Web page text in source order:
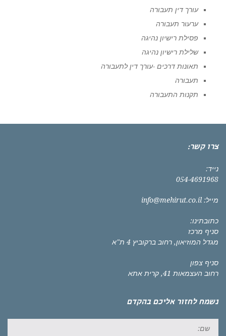
עורך דין תעבורה
ערעור תעבורה
פסילת רישיון נהיגה
שלילת רישיון נהיגה
תאונות דרכים -עורך דין לתעבורה
תעבורה
תקנות התעבורה
צרו קשר:
נייד:
054-4691968
מייל: info@mehirut.co.il
כתובתינו:
סניף מרכז
מגדל המוזיאון, רחוב ברקוביץ 4 ת"א
סניף צפון
רחוב העצמאות 41, קרית אתא
נשמח לחזור אליכם בהקדם